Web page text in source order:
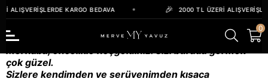
0
ALIŞVERIŞLERDE KARGO BEDAVA 2000 TL ÜZERI
Merhaba, öncelikle hoşgeldiniz. Sizi burada görmek
çok güzel.
Sizlere kendimden ve serüvenimden kısaca